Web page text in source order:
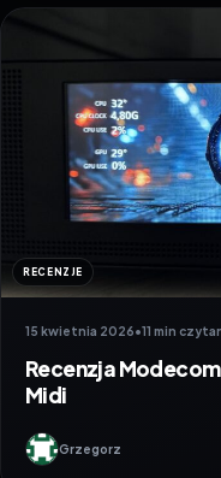
RECENZJE
15 kwietnia 2026•11 min
Recenzja
Midi
Grzegorz